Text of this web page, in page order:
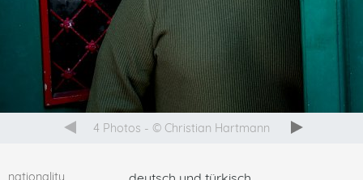
Previous
4 Photos © Christian Hartmann
nationality